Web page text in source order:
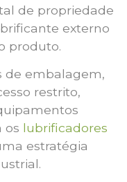
de propriedade
externo
produto.
de embalagem,
restrito,
os lubrificadores
estratégia